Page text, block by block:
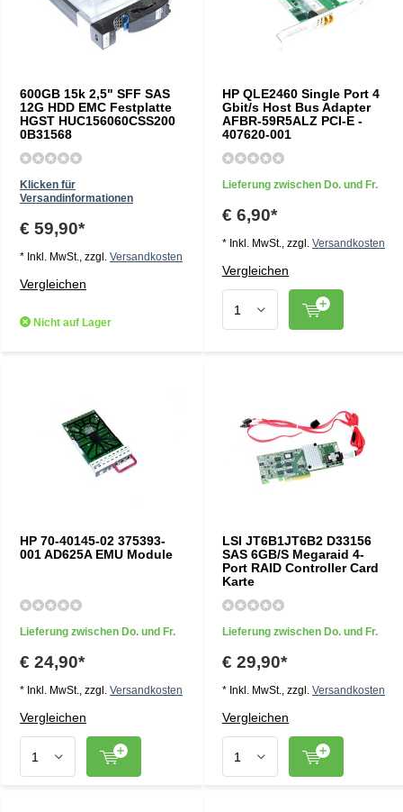
600GB 15k 2,5" SFF SAS
12G HDD EMC Festplatte
HGST HUC156060CSS200
0B31568
Klicken für
Versandinformationen
€ 59,90*
* Inkl. MwSt., zzgl. Versandkosten
Vergleichen
Nicht auf Lager
HP QLE2460 Single Port 4
Gbit/s Host Bus Adapter
AFBR-59R5ALZ PCI-E -
407620-001
Lieferung zwischen Do. und Fr.
€ 6,90*
* Inkl. MwSt., zzgl. Versandkosten
Vergleichen
HP 70-40145-02 375393-
001 AD625A EMU Module
Lieferung zwischen Do. und Fr.
€ 24,90*
* Inkl. MwSt., zzgl. Versandkosten
Vergleichen
LSI JT6B1JT6B2 D33156
SAS 6GB/S Megaraid 4-
Port RAID Controller Card
Karte
Lieferung zwischen Do. und Fr.
€ 29,90*
* Inkl. MwSt., zzgl. Versandkosten
Vergleichen